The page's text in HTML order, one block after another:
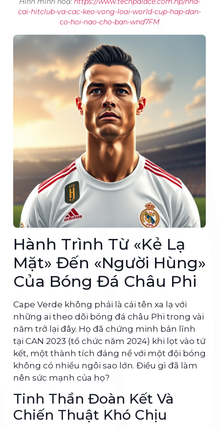
cai-hitclub-va-cac-keo-vong-loai-world-cup-hap-dan-
co-hoi-nao-cho-ban-wnd7FM
Hành Trình Từ «Kẻ Lạ
Mặt» Đến «Người Hùng»
Của Bóng Đá Châu Phi
Cape Verde không phải là cái tên xa lạ với
những ai theo dõi bóng đá châu Phi trong vài
năm trở lại đây. Họ đã chứng minh bản lĩnh
tại CAN 2023 (tổ chức năm 2024) khi lọt vào tứ
kết, một thành tích đáng nể với một đội bóng
không có nhiều ngôi sao lớn. Điều gì đã làm
nên sức mạnh của họ?
Tinh Thần Đoàn Kết Và
Chiến Thuật Khó Chịu